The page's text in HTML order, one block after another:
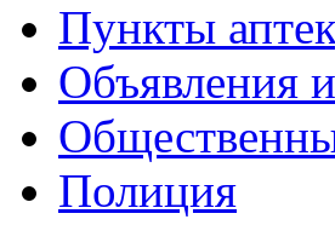
Пункты
Объявления
Полиция